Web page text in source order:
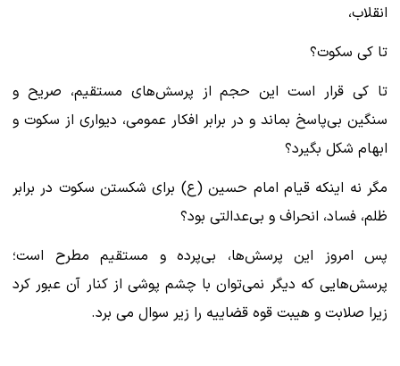
انقلاب،
‌تا کی سکوت؟‌
تا کی قرار است این حجم از پرسش‌های مستقیم، صریح و
سنگین بی‌پاسخ بماند و در برابر افکار عمومی، دیواری از سکوت و
ابهام شکل بگیرد؟
مگر نه اینکه قیام امام حسین (ع) برای شکستن سکوت در برابر
ظلم، فساد، انحراف و بی‌عدالتی بود؟
پس امروز این پرسش‌ها، بی‌پرده و مستقیم مطرح است؛
پرسش‌هایی که دیگر نمی‌توان با چشم پوشی از کنار آن عبور کرد
زیرا صلابت و هیبت قوه قضاییه را زیر سوال می برد.